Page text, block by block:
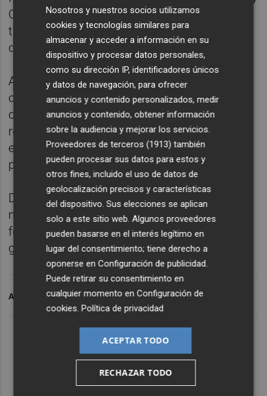
CEO de Genotipia, han compartido sus
trayectorias profesionales y los retos a los
que se han enfrentado.
A través de sus testimonios, han
demostrado que, aunque la representación
de mujeres jóvenes en puestos de
responsabilidad aún es reducida, "existen
ejemplos que demuestran que el camino es
posible".
Desde EVAP han hecho hincapié en la
necesidad de "seguir visibilizando referentes
femeninos que inspiren a las nuevas
generaciones".
ARCHIVADO EN EMPRESARIAS VALENCIANAS
Nosotros y nuestros socios utilizamos
cookies y tecnologías similares para
almacenar y acceder a información en su
dispositivo y procesar datos personales,
como su dirección IP, identificadores únicos
y datos de navegación, para ofrecer
anuncios y contenido personalizados, medir
anuncios y contenido, obtener información
sobre la audiencia y mejorar los servicios.
Proveedores de terceros (1913) también
pueden procesar sus datos para estos y
otros fines, incluido el uso de datos de
geolocalización precisos y características
del dispositivo. Sus elecciones se aplican
solo a este sitio web. Algunos proveedores
pueden basarse en el interés legítimo en
lugar del consentimiento; tiene derecho a
oponerse enConfiguración de publicidad.
Puede retirar su consentimiento en
cualquier momento enConfiguración de
cookies.Política de privacidad
ACEPTAR TODO
RECHAZAR TODO